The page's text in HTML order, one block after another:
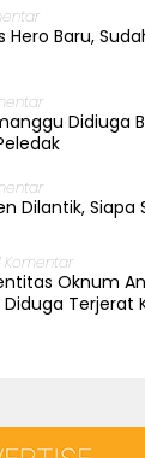
Hero Baru,
Didiuga
Dilantik, Siapa
1 Komentar
Oknum
Terjerat